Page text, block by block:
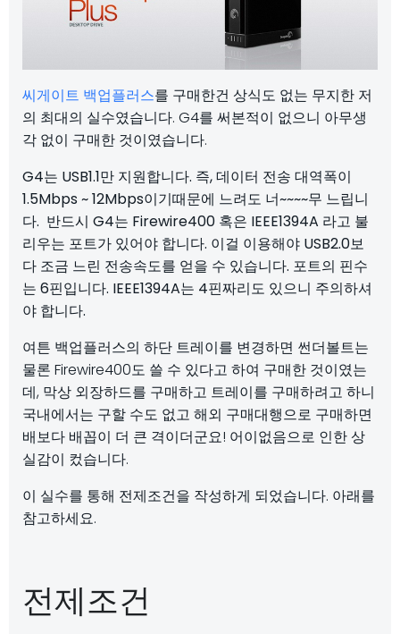
씨게이트 백업플러스를 구매한건 상식도 없는 무지한 저
의 최대의 실수였습니다. G4를 써본적이 없으니 아무생
각 없이 구매한 것이였습니다.
G4는 USB1.1만 지원합니다. 즉, 데이터 전송 대역폭이
1.5Mbps ~ 12Mbps이기때문에 느려도 너~~~~무 느립니
다. 반드시 G4는 Firewire400 혹은 IEEE1394A 라고 불
리우는 포트가 있어야 합니다. 이걸 이용해야 USB2.0보
다 조금 느린 전송속도를 얻을 수 있습니다. 포트의 핀수
는 6핀입니다. IEEE1394A는 4핀짜리도 있으니 주의하셔
야 합니다.
여튼 백업플러스의 하단 트레이를 변경하면 썬더볼트는
물론 Firewire400도 쓸 수 있다고 하여 구매한 것이였는
데, 막상 외장하드를 구매하고 트레이를 구매하려고 하니
국내에서는 구할 수도 없고 해외 구매대행으로 구매하면
배보다 배꼽이 더 큰 격이더군요! 어이없음으로 인한 상
실감이 컸습니다.
이 실수를 통해 전제조건을 작성하게 되었습니다. 아래를
참고하세요.
전제조건